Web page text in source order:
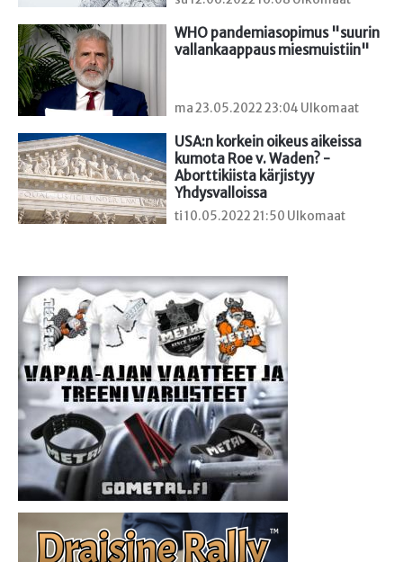
WHO pandemiasopimus "suurin
vallankaappaus miesmuistiin"
ma 23.05.2022 23:04 Ulkomaat
USA:n korkein oikeus aikeissa
kumota Roe v. Waden? -
Aborttikiista kärjistyy
Yhdysvalloissa
ti 10.05.2022 21:50 Ulkomaat